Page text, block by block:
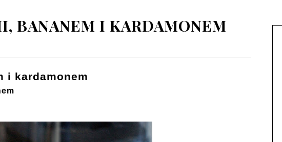
BANANEM I KARDAMONEM
i kardamonem